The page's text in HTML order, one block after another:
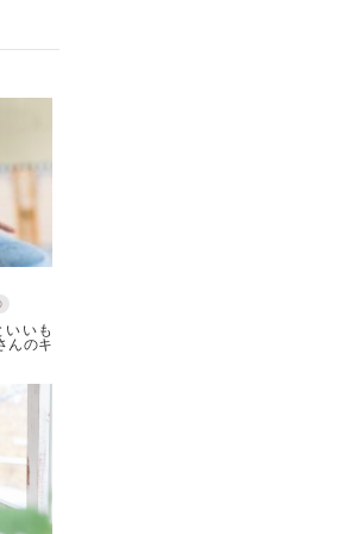
いも
んのキ